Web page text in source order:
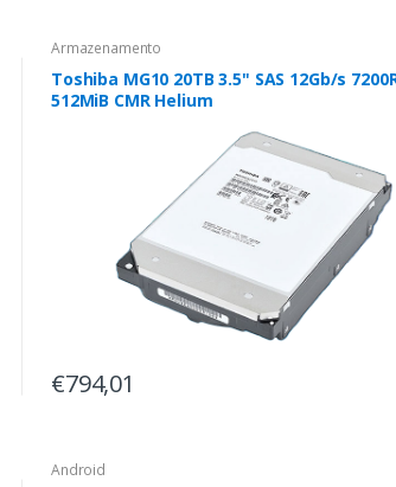
Armazenamento
Toshiba MG10 20TB 3.5" SAS 12Gb/s
512MiB CMR Helium
€794,01
Android